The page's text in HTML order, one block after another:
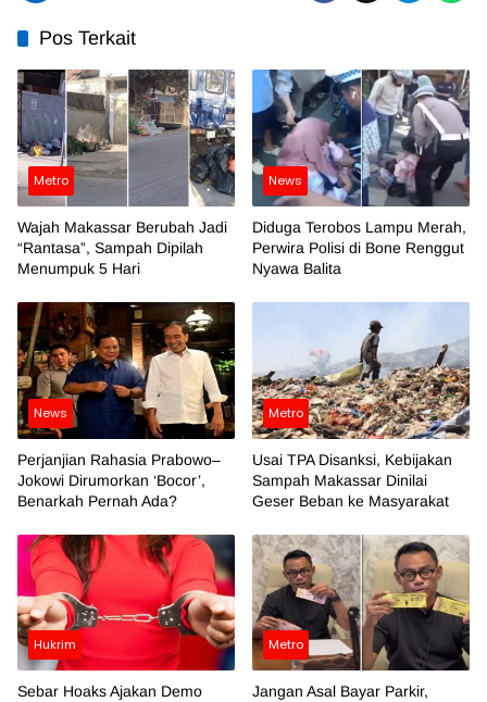
Pos Terkait
Metro
Wajah Makassar Berubah Jadi
“Rantasa”, Sampah Dipilah
Menumpuk 5 Hari
News
Diduga Terobos Lampu Merah,
Perwira Polisi di Bone Renggut
Nyawa Balita
News
Perjanjian Rahasia Prabowo–
Jokowi Dirumorkan ‘Bocor’,
Benarkah Pernah Ada?
Metro
Usai TPA Disanksi, Kebijakan
Sampah Makassar Dinilai
Geser Beban ke Masyarakat
Hukrim
Sebar Hoaks Ajakan Demo
Metro
Jangan Asal Bayar Parkir,